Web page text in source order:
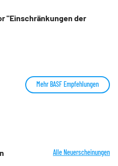
"Einschränkungen der
Mehr BASF Empfehlungen
Alle Neuerscheinungen